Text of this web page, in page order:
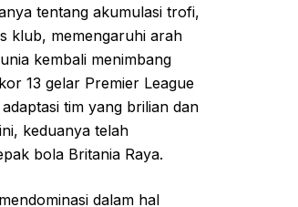
tentang akumulasi trofi,
klub, memengaruhi arah
kembali menimbang
13 gelar Premier League
tim yang brilian dan
keduanya telah
bola Britania Raya.
dalam hal